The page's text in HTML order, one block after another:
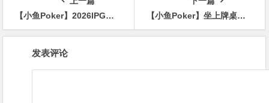
【小鱼Poker】2026IPG季中赛主赛第三轮战报：55人激战，10人晋级，孙骏伟418万记分牌领跑
【小鱼Poker】坐上牌桌，先别急着看牌：四个信号帮你识别桌上的“目标玩家”
发表评论